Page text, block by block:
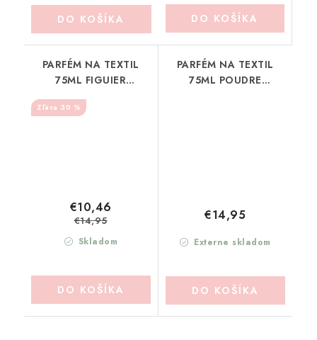
DO KOŠÍKA DO KOŠÍKA
PARFÉM NA TEXTIL
75ML FIGUIER
MATHILDE-M (PDL2FI)
30 %
Skladom
€10,46
€14,95
DO KOŠÍKA
PARFÉM NA TEXTIL
75ML POUDRE
Externe skladom
€14,95
DO KOŠÍKA